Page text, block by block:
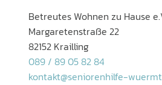
Betreutes Wohnen zu Hause
Margaretenstraße 22
82152 Krailling
089 / 89 05 82 84
kontakt@seniorenhilfe-